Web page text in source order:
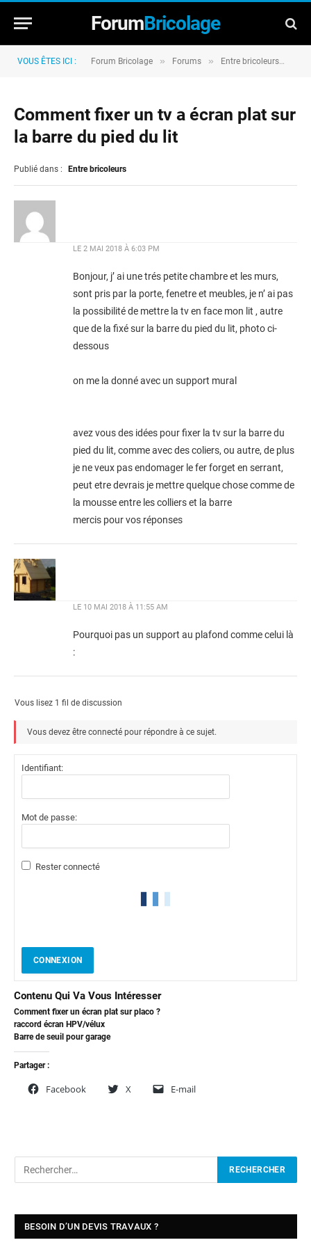
ForumBricolage
VOUS ÊTES ICI : Forum Bricolage » Forums » Entre bricoleurs
Comment fixer un tv a écran plat sur
la barre du pied du lit
Publié dans : Entre bricoleurs
LE 2 MAI 2018 À 6:03 PM
Bonjour, j’ ai une trés petite chambre et les murs,
sont pris par la porte, fenetre et meubles, je n’ ai pas
la possibilité de mettre la tv en face mon lit , autre
que de la fixé sur la barre du pied du lit, photo ci-
dessous
on me la donné avec un support mural
avez vous des idées pour fixer la tv sur la barre du
pied du lit, comme avec des coliers, ou autre, de plus
je ne veux pas endomager le fer forget en serrant,
peut etre devrais je mettre quelque chose comme de
la mousse entre les colliers et la barre
mercis pour vos réponses
LE 10 MAI 2018 À 11:55 AM
Pourquoi pas un support au plafond comme celui là
:
Vous lisez 1 fil de discussion
Vous devez être connecté pour répondre à ce sujet.
Identifiant:
Mot de passe:
Rester connecté
CONNEXION
Contenu Qui Va Vous Intéresser
Comment fixer un écran plat sur placo ?
raccord écran HPV/vélux
Barre de seuil pour garage
Partager :
Facebook X E-mail
BESOIN D’UN DEVIS TRAVAUX ?